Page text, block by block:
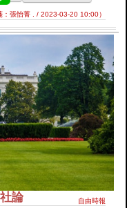
：張怡菁 . / 2023-03-20 10:00）
論 自由時報